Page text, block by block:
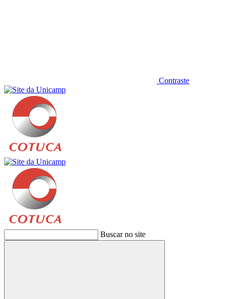
Contraste
Buscar no site